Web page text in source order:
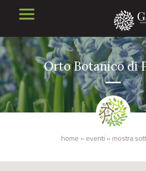
Orto Botanico di
home » eventi » mostra